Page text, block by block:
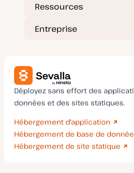
Ressources
Entreprise
Déployez sans effort des
données et des sites statiques.
Hébergement d'application
Hébergement de base de
Hébergement de site statique